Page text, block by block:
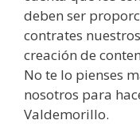
deben ser
contrates
creación de
No te lo pienses
nosotros para
Valdemorillo.